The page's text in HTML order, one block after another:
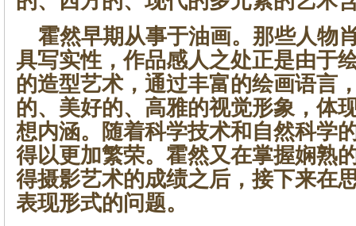
霍然早期从事于油画。那些人物
具写实性，作品感人之处正是由于
的造型艺术，通过丰富的绘画语言
的、美好的、高雅的视觉形象，体
想内涵。随着科学技术和自然科学
得以更加繁荣。霍然又在掌握娴熟
得摄影艺术的成绩之后，接下来在
表现形式的问题。